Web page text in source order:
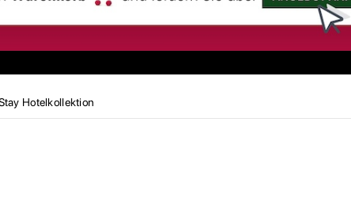
Hotelkollektion